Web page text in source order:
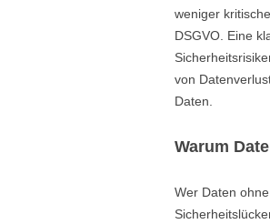
weniger
DSGVO. Eine
von
Daten.
Warum
Wer Daten